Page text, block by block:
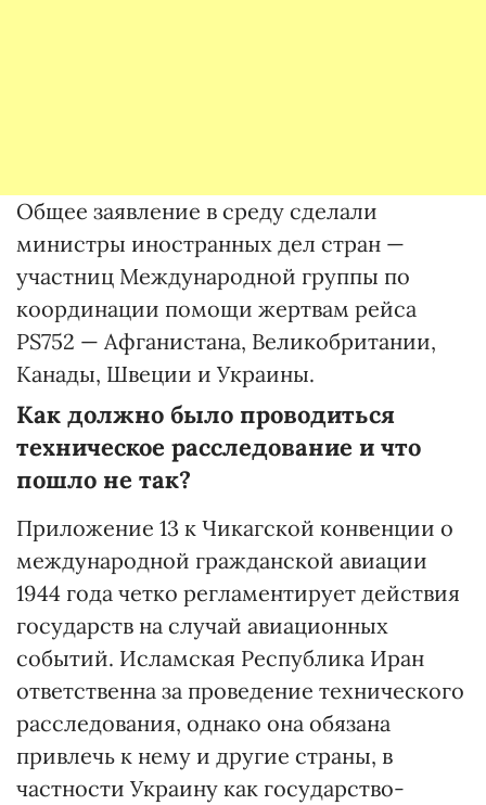
Общее заявление в среду сделали
министры иностранных дел стран —
участниц Международной группы по
координации помощи жертвам рейса
PS752 — Афганистана, Великобритании,
Канады, Швеции и Украины.
Как должно было проводиться
техническое расследование и что
пошло не так?
Приложение 13 к Чикагской конвенции о
международной гражданской авиации
1944 года четко регламентирует действия
государств на случай авиационных
событий. Исламская Республика Иран
ответственна за проведение технического
расследования, однако она обязана
привлечь к нему и другие страны, в
частности Украину как государство-